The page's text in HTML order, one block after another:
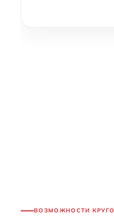
ВОЗМОЖНОСТИ